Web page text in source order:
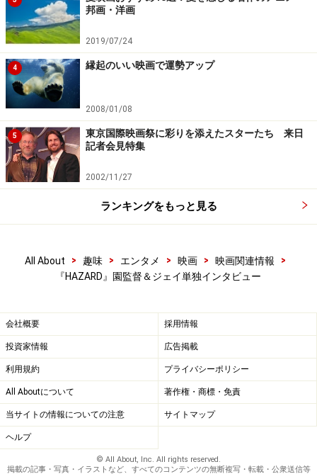
邦画・洋画
2019/07/24
4 縁起のいい映画で運勢アップ
2008/01/08
5
東京国際映画祭に彩りを添えたスターたち 来日
記者会見特集
2002/11/27
ランキングをもっと見る
All About > 趣味 > エンタメ > 映画 > 映画関連情報
>
『HAZARD』園監督＆ジェイ単独インタビュー
会社概要 採用情報
投資家情報 広告掲載
利用規約 プライバシーポリシー
All Aboutについて 著作権・商標・免責
当サイトの情報についての注意 サイトマップ
ヘルプ
© All About, Inc. All rights reserved.
掲載の記事・写真・イラストなど、すべてのコンテンツの無断複写・転載・公衆送信等